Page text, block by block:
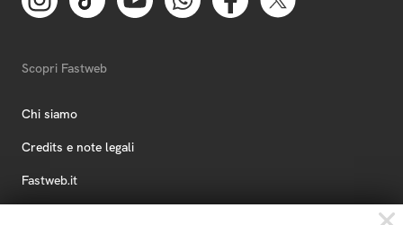
Scopri Fastweb
Chi siamo
Credits e note legali
Fastweb.it